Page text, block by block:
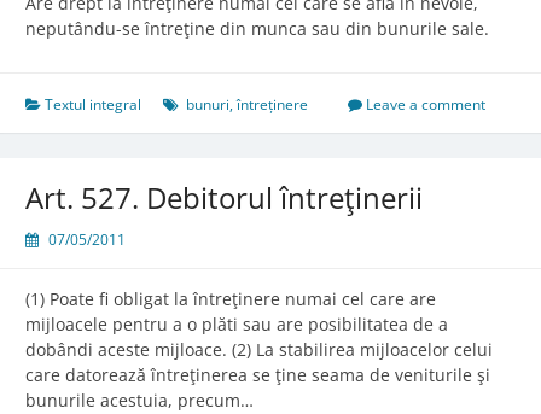
neputându-se întreţine din munca sau din bunurile sale.
Textul integral bunuri,întreținere Leave a comment
Art. 527. Debitorul întreţinerii
07/05/2011
(1) Poate fi obligat la întreţinere numai cel care are
mijloacele pentru a o plăti sau are posibilitatea de a
dobândi aceste mijloace. (2) La stabilirea mijloacelor celui
care datorează întreţinerea se ţine seama de veniturile şi
bunurile acestuia, precum…